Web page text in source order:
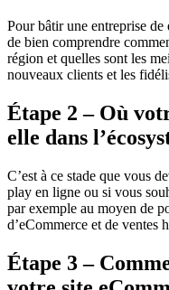
Pour bâtir une entreprise de
de bien comprendre
région et quelles sont les
nouveaux clients et les
Étape 2 – Où
elle dans
C’est à ce stade que vous
play en ligne ou si vous
par exemple au moyen de
d’eCommerce et de ventes
Étape 3 –